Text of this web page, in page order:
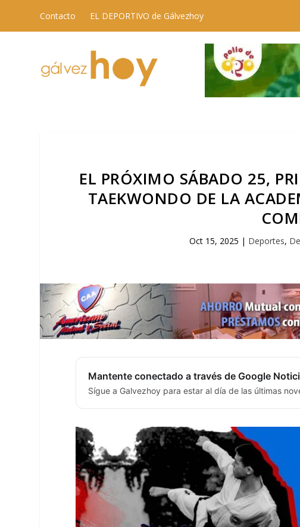
Contacto EL DEPORTIVO de Gálvezhoy
EL PRÓXIMO SÁBADO 25,
TAEKWONDO DE LA
Oct 15, 2025 | Deportes,
Mantente conectado a través de Google
Sígue a Galvezhoy para estar al día de las últimas